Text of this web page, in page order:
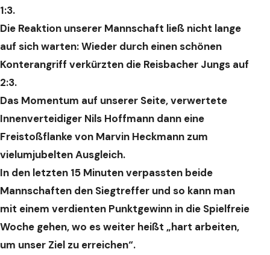
1:3.
Die Reaktion unserer Mannschaft ließ nicht lange
auf sich warten: Wieder durch einen schönen
Konterangriff verkürzten die Reisbacher Jungs auf
2:3.
Das Momentum auf unserer Seite, verwertete
Innenverteidiger Nils Hoffmann dann eine
Freistoßflanke von Marvin Heckmann zum
vielumjubelten Ausgleich.
In den letzten 15 Minuten verpassten beide
Mannschaften den Siegtreffer und so kann man
mit einem verdienten Punktgewinn in die Spielfreie
Woche gehen,wo es weiter heißt „hart arbeiten,
um unser Ziel zu erreichen“.